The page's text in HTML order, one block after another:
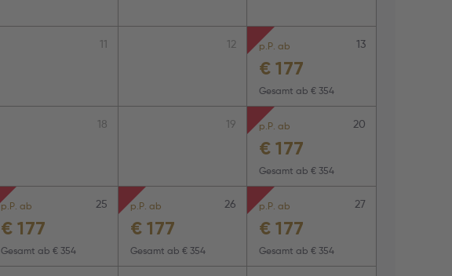
11 12 13
p.P. ab
€ 177
Gesamt ab € 354
18 19 20
p.P. ab
€ 177
Gesamt ab € 354
25
p.P. ab
€ 177
Gesamt ab € 354
26
p.P. ab
€ 177
Gesamt ab € 354
27
p.P. ab
€ 177
Gesamt ab € 354